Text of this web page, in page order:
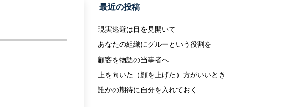
最近の投稿
現実逃避は目を見開いて
あなたの組織にグルーという役割を
顧客を物語の当事者へ
上を向いた（顔を上げた）方がいいとき
誰かの期待に自分を入れておく